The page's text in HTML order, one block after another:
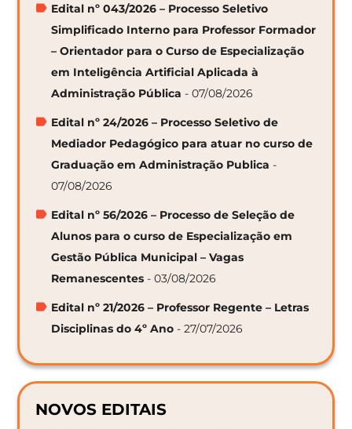
Edital nº 043/2026 – Processo Seletivo
Simplificado Interno para Professor Formador
– Orientador para o Curso de Especialização
em Inteligência Artificial Aplicada à
Administração Pública - 07/08/2026
Edital nº 24/2026 – Processo Seletivo de
Mediador Pedagógico para atuar no curso de
Graduação em Administração Publica -
07/08/2026
Edital nº 56/2026 – Processo de Seleção de
Alunos para o curso de Especialização em
Gestão Pública Municipal – Vagas
Remanescentes - 03/08/2026
Edital nº 21/2026 – Professor Regente – Letras
Disciplinas do 4º Ano - 27/07/2026
NOVOS EDITAIS